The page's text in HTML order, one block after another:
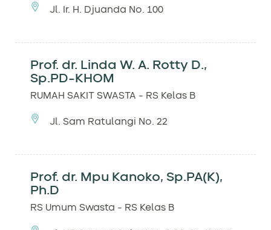
Jl. Ir. H. Djuanda No. 100
Prof. dr. Linda W. A. Rotty D.,
Sp.PD-KHOM
RUMAH SAKIT SWASTA - RS Kelas B
Jl. Sam Ratulangi No. 22
Prof. dr. Mpu Kanoko, Sp.PA(K),
Ph.D
RS Umum Swasta - RS Kelas B